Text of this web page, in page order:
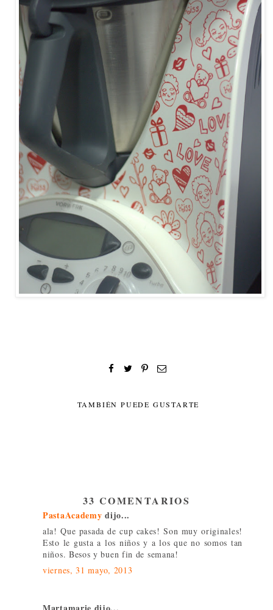
TAMBIÉN PUEDE GUSTARTE
33 COMENTARIOS
PastaAcademy dijo...
ala! Que pasada de cup cakes! Son muy originales!
Esto le gusta a los niños y a los que no somos tan
niños. Besos y buen fin de semana!
viernes, 31 mayo, 2013